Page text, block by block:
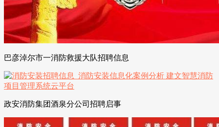
巴彦淖尔市一消防救援大队招聘信息
政安消防集团酒泉分公司招聘启事